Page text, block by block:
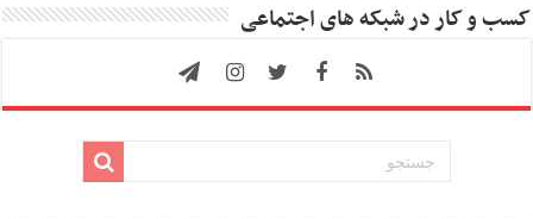
کسب و کار در شبکه های اجتماعی